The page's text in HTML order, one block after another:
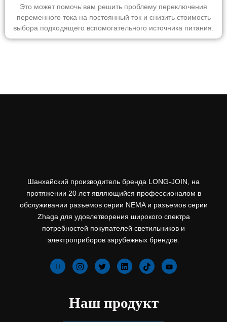
Это может помочь вам решить проблему переключения
переменного тока на постоянный ток и снизить стоимость
выбора подходящего вспомогательного источника питания.
Шанхайский производитель бренда LONG-JOIN, на
протяжении 20 лет являющийся профессионалом в
обслуживании разъемов серии NEMA и разъемов серии
Zhaga для удовлетворения широкого спектра
потребностей покупателей светильников и
электроприборов зарубежных брендов.
Наш продукт